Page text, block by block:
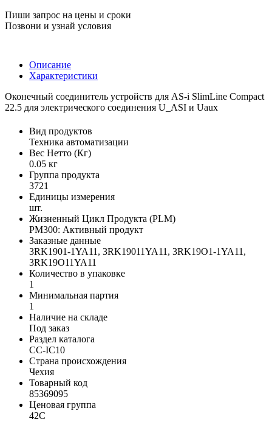
Пиши запрос на цены и сроки
Позвони и узнай условия
Описание
Характеристики
Оконечный соединитель устройств для AS-i SlimLine Compact
22.5 для электрического соединения U_ASI и Uaux
Вид продуктов
Техника автоматизации
Вес Нетто (Кг)
0.05 кг
Группа продукта
3721
Единицы измерения
шт.
Жизненный Цикл Продукта (PLM)
PM300: Активный продукт
Заказные данные
3RK1901-1YA11, 3RK19011YA11, 3RK19O1-1YA11,
3RK19O11YA11
Количество в упаковке
1
Минимальная партия
1
Наличие на складе
Под заказ
Раздел каталога
CC-IC10
Страна происхождения
Чехия
Товарный код
85369095
Ценовая группа
42C